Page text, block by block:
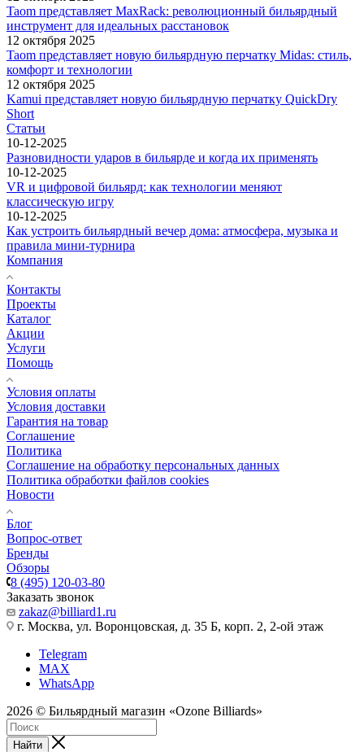
Taom представляет MaxRack: революционный бильярдный
инструмент для идеальных расстановок
12 октября 2025
Taom представляет новую бильярдную перчатку Midas: стиль,
комфорт и технологии
12 октября 2025
Kamui представляет новую бильярдную перчатку QuickDry
Short
Статьи
10-12-2025
Разновидности ударов в бильярде и когда их применять
10-12-2025
VR и цифровой бильярд: как технологии меняют
классическую игру
10-12-2025
Как устроить бильярдный вечер дома: атмосфера, музыка и
правила мини-турнира
Компания
Контакты
Проекты
Каталог
Акции
Услуги
Помощь
Условия оплаты
Условия доставки
Гарантия на товар
Соглашение
Политика
Соглашение на обработку персональных данных
Политика обработки файлов cookies
Новости
Блог
Вопрос-ответ
Бренды
Обзоры
8 (495) 120-03-80
Заказать звонок
zakaz@billiard1.ru
г. Москва, ул. Воронцовская, д. 35 Б, корп. 2, 2-ой этаж
Telegram
MAX
WhatsApp
2026 © Бильярдный магазин «Ozone Billiards»
Найти